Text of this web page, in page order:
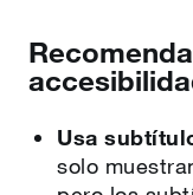
Usa
solo